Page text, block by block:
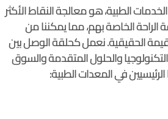
الطبية، هو معالجة النقاط الأكثر
الراحة الخاصة بهم، مما يمكننا من
الحقيقية. نعمل كحلقة الوصل بين
والحلول المتقدمة والسوق
في المعدات الطبية: